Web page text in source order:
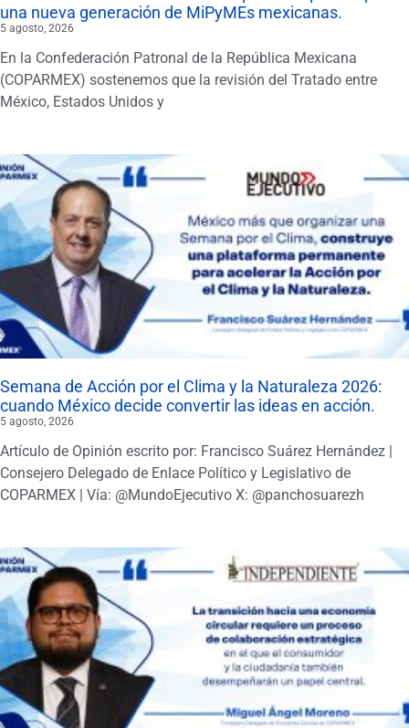
una nueva generación de MiPyMEs mexicanas.
5 agosto, 2026
En la Confederación Patronal de la República Mexicana
(COPARMEX) sostenemos que la revisión del Tratado entre
México, Estados Unidos y
Semana de Acción por el Clima y la Naturaleza 2026:
cuando México decide convertir las ideas en acción.
5 agosto, 2026
Artículo de Opinión escrito por: Francisco Suárez Hernández |
Consejero Delegado de Enlace Político y Legislativo de
COPARMEX | Vía: @MundoEjecutivo X: @panchosuarezh